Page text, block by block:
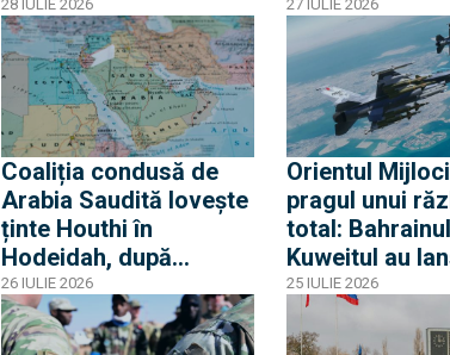
28 IULIE 2026
ambasadorul
„avertizat”
pericolul unei
confruntări cu
acuză o
propagandistă”
27 IULIE 2026
Coaliția condusă de
Arabia Saudită lovește
ținte Houthi în
Hodeidah, după
atacurile asupra
petrolierelor saudite și
amenințarea cu
26 IULIE 2026
Orientul
pragul unui
total:
Kuweitul au
secret atacuri
direct pe
Iranului
25 IULIE 2026